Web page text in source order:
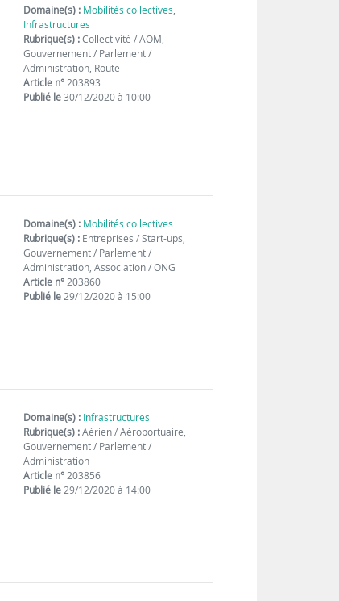
Domaine(s) : Mobilités collectives,
Infrastructures
Rubrique(s) :Collectivité / AOM,
Gouvernement / Parlement /
Administration, Route
Article n°203893
Publié le30/12/2020 à 10:00
Domaine(s) : Mobilités collectives
Rubrique(s) : Entreprises / Start-ups,
Gouvernement / Parlement /
Administration, Association / ONG
Article n°203860
Publié le29/12/2020 à 15:00
Domaine(s) : Infrastructures
Rubrique(s) :Aérien / Aéroportuaire,
Gouvernement / Parlement /
Administration
Article n°203856
Publié le29/12/2020 à 14:00